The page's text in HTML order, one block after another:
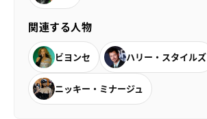
関連する人物
ビヨンセ ハリー・スタイルズ
ニッキー・ミナージュ